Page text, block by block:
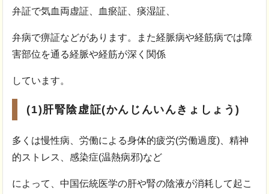
弁証で気血両虚証、血瘀証、痰湿証、
弁病で痹証などがあります。また経脈病や経筋病では障
害部位を通る経脈や経筋が深く関係
しています。
(1)肝腎陰虚証(かんじんいんきょしょう)
多くは慢性病、労働による身体的疲労(労働過度)、精神
的ストレス、感染症(温熱病邪)など
によって、中国伝統医学の肝や腎の陰液が消耗して起こ